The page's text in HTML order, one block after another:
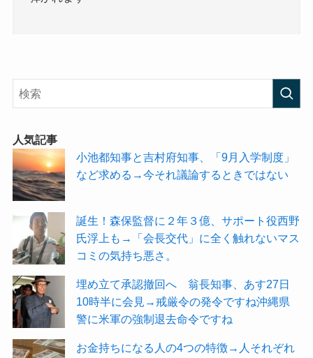
人気記事
小池都知事と吉村府知事、「9月入学制度」
など求める→今それ議論するときではない
誕生！森保監督に２年３億、サポート役西野
氏浮上も→「会長交代」に全く触れないマス
コミの気持ち悪さ。
埋め立て承認撤回へ 翁長知事、あす27日
10時半に会見→戒厳令の発令ですね沖縄県
警に米軍の強制退去命令ですね
お金持ちになる人の4つの特徴→人それぞれ